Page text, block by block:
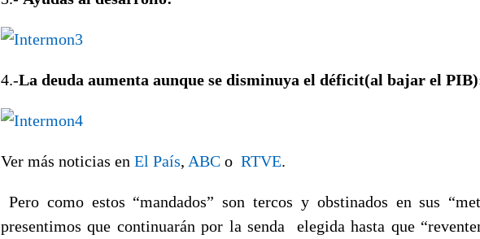
4.-La deuda aumenta aunque se disminuya el déficit(al bajar el
Ver más noticias en El País, ABC o RTVE.
Pero como estos “mandados” son tercos y obstinados en sus
presentimos que continuarán por la senda elegida hasta que